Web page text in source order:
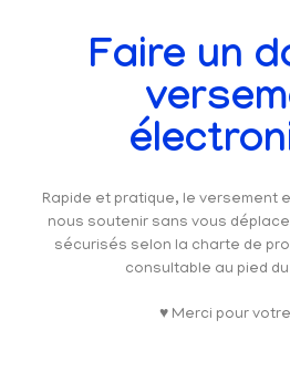
Faire un
Rapide et pratique, le versement
nous soutenir sans vous
sécurisés selon la charte de
consultable au pied
♥ Merci pour